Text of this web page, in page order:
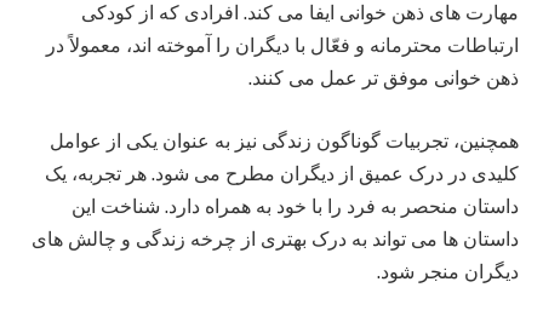
مهارت‌ های ذهن‌ خوانی ایفا می‌ کند. افرادی که از کودکی
ارتباطات محترمانه و فعّال با دیگران را آموخته‌ اند، معمولاً در
ذهن‌ خوانی موفق‌ تر عمل می‌ کنند.
همچنین، تجربیات گوناگون زندگی نیز به عنوان یکی از عوامل
کلیدی در درک عمیق از دیگران مطرح می‌ شود. هر تجربه، یک
داستان منحصر به فرد را با خود به همراه دارد. شناخت این
داستان‌ ها می‌ تواند به درک بهتری از چرخه زندگی و چالش‌ های
دیگران منجر شود.